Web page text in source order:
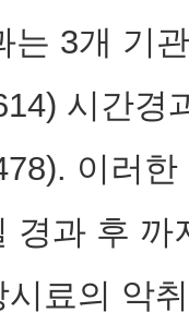
3개 기
시간경
이러
경과 후
료의 악